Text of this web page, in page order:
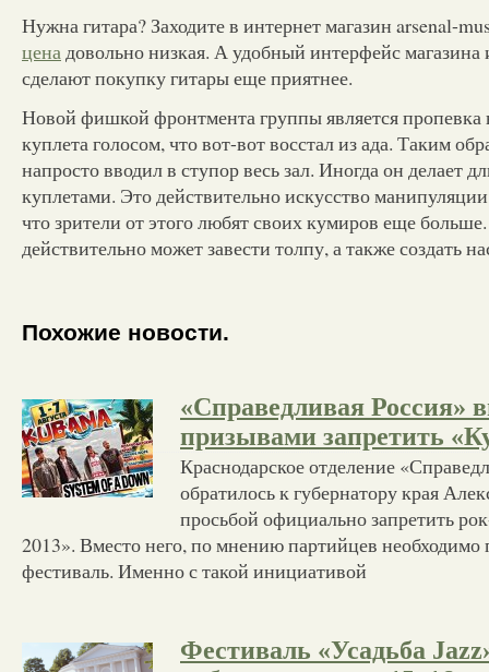
Нужна гитара? Заходите в интернет магазин arsenal-
цена довольно низкая. А удобный интерфейс магазина
сделают покупку гитары еще приятнее.
Новой фишкой фронтмента группы является пропевка
куплета голосом, что вот-вот восстал из ада. Таким
напросто вводил в ступор весь зал. Иногда он делает
куплетами. Это действительно искусство
что зрители от этого любят своих кумиров еще
действительно может завести толпу, а также создать
Похожие новости.
«Справедливая Россия»
призывами запретить
Краснодарское отделение
обратилось к губернатору края
просьбой официально запретить
2013». Вместо него, по мнению партийцев необходимо
фестиваль. Именно с такой инициативой
Фестиваль «Усадьба